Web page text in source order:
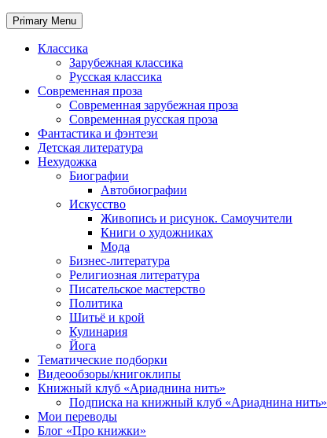
Primary Menu
Классика
Зарубежная классика
Русская классика
Современная проза
Современная зарубежная проза
Современная русская проза
Фантастика и фэнтези
Детская литература
Нехудожка
Биографии
Автобиографии
Искусство
Живопись и рисунок. Самоучители
Книги о художниках
Мода
Бизнес-литература
Религиозная литература
Писательское мастерство
Политика
Шитьё и крой
Кулинария
Йога
Тематические подборки
Видеообзоры/книгоклипы
Книжный клуб «Ариаднина нить»
Подписка на книжный клуб «Ариаднина нить»
Мои переводы
Блог «Про книжки»